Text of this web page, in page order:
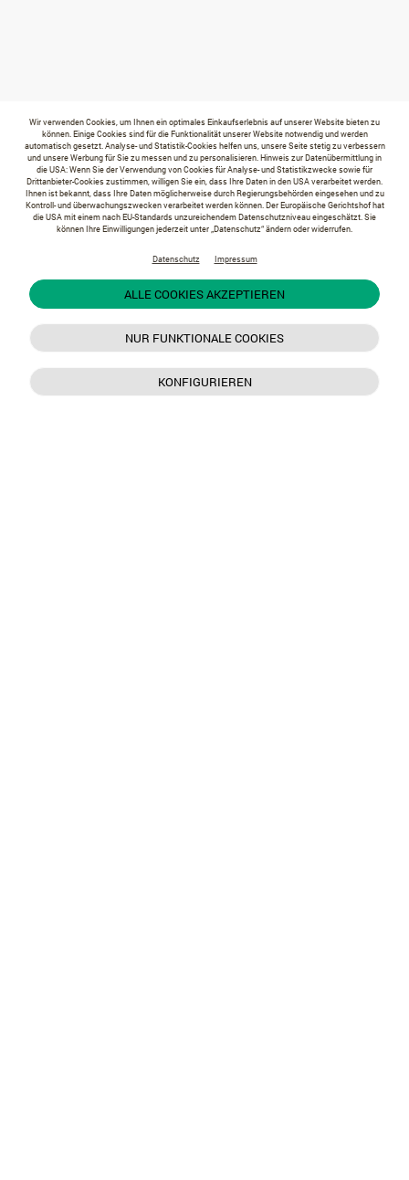
Wir verwenden Cookies, um Ihnen ein optimales Einkaufserlebnis auf unserer Website bieten zu
können. Einige Cookies sind für die Funktionalität unserer Website notwendig und werden
automatisch gesetzt. Analyse- und Statistik-Cookies helfen uns, unsere Seite stetig zu verbessern
und unsere Werbung für Sie zu messen und zu personalisieren. Hinweis zur Datenübermittlung in
die USA: Wenn Sie der Verwendung von Cookies für Analyse- und Statistikzwecke sowie für
Drittanbieter-Cookies zustimmen, willigen Sie ein, dass Ihre Daten in den USA verarbeitet werden.
Ihnen ist bekannt, dass Ihre Daten möglicherweise durch Regierungsbehörden eingesehen und zu
Kontroll- und überwachungszwecken verarbeitet werden können. Der Europäische Gerichtshof hat
die USA mit einem nach EU-Standards unzureichendem Datenschutzniveau eingeschätzt. Sie
können Ihre Einwilligungen jederzeit unter „Datenschutz“ ändern oder widerrufen.
Datenschutz Impressum
ALLE COOKIES AKZEPTIEREN
NUR FUNKTIONALE COOKIES
KONFIGURIEREN